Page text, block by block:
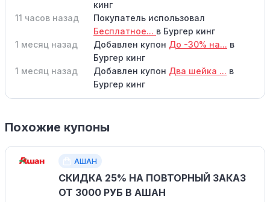
кинг
11 часов назад
Покупатель использовал
Бесплатное... в Бургер кинг
1 месяц назад
Добавлен купон До -30% на... в
Бургер кинг
1 месяц назад
Добавлен купон Два шейка ... в
Бургер кинг
Похожие купоны
АШАН
СКИДКА 25% НА ПОВТОРНЫЙ ЗАКАЗ
ОТ 3000 РУБ В АШАН